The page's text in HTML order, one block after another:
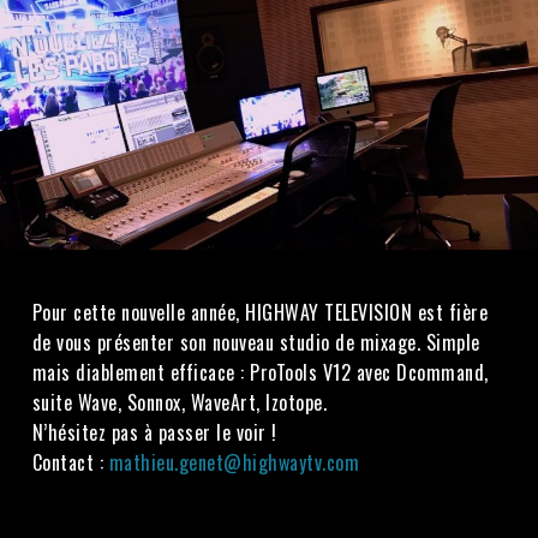
Pour cette nouvelle année, HIGHWAY TELEVISION est fière
de vous présenter son nouveau studio de mixage. Simple
mais diablement efficace : ProTools V12 avec Dcommand,
suite Wave, Sonnox, WaveArt, Izotope.
N’hésitez pas à passer le voir !
Contact : mathieu.genet@highwaytv.com